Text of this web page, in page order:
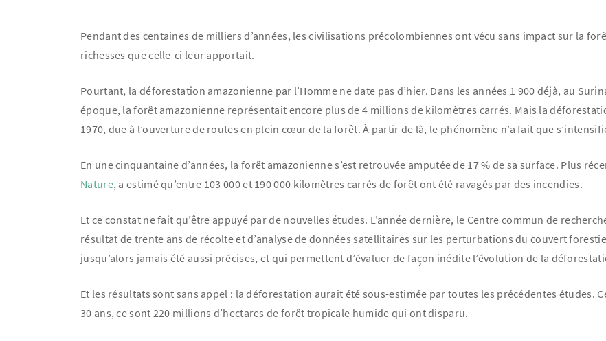
Pendant des centaines de milliers d’années, les civilisations précolombiennes ont vécu sans impact sur la
richesses que celle-ci leur apportait.
Pourtant, la déforestation amazonienne par l’Homme ne date pas d’hier. Dans les années 1 900 déjà, au
époque, la forêt amazonienne représentait encore plus de 4 millions de kilomètres carrés. Mais la
1970, due à l’ouverture de routes en plein cœur de la forêt. À partir de là, le phénomène n’a fait que
En une cinquantaine d’années, la forêt amazonienne s’est retrouvée amputée de 17 % de sa surface. Plus
Nature, a estimé qu’entre 103 000 et 190 000 kilomètres carrés de forêt ont été ravagés par des incendies.
Et ce constat ne fait qu’être appuyé par de nouvelles études. L’année dernière, le Centre commun de
résultat de trente ans de récolte et d’analyse de données satellitaires sur les perturbations du couvert
jusqu’alors jamais été aussi précises, et qui permettent d’évaluer de façon inédite l’évolution de la
Et les résultats sont sans appel : la déforestation aurait été sous-estimée par toutes les précédentes études.
30 ans, ce sont 220 millions d’hectares de forêt tropicale humide qui ont disparu.